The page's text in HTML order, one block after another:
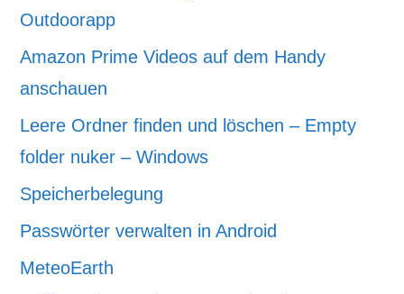
Outdoorapp
Amazon Prime Videos auf dem Handy
anschauen
Leere Ordner finden und löschen – Empty
folder nuker – Windows
Speicherbelegung
Passwörter verwalten in Android
MeteoEarth